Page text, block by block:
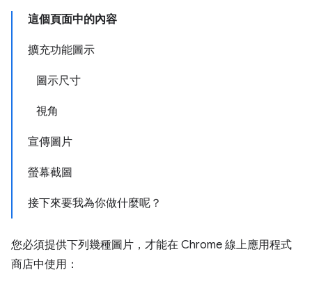
這個頁面中的內容
擴充功能圖示
圖示尺寸
視角
宣傳圖片
螢幕截圖
接下來要我為你做什麼呢？
您必須提供下列幾種圖片，才能在 Chrome 線上應用程式
商店中使用：